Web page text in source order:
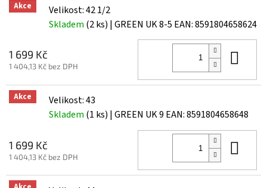
Akce
Velikost: 42 1/2
Skladem (2 ks) | GREEN UK 8-5 EAN:8591804658624
1 699 Kč
1 404,13 Kč bez DPH
Akce
Velikost: 43
Skladem (1 ks) | GREEN UK 9 EAN:8591804658648
1 699 Kč
1 404,13 Kč bez DPH